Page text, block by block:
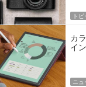
トピ
カ
イ
ニュ